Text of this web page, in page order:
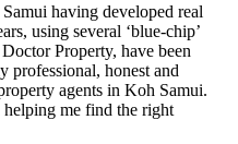
having developed real
using several ‘blue-chip’
Property, have been
professional, honest and
agents in Koh Samui.
me find the right